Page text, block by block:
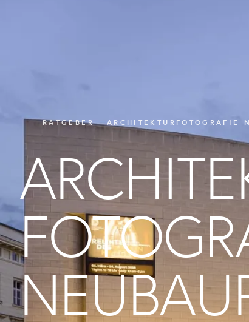
RATGEBER · ARCHITEKTURFOTOGRAFIE